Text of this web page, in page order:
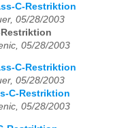
C-Restriktion
05/28/2003
05/28/2003
C-Restriktion
05/28/2003
C-Restriktion
05/28/2003